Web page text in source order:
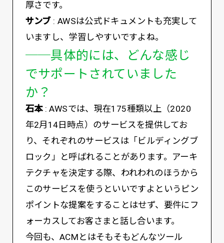
厚さです。
サンブ: AWSは公式ドキュメントも充実して
いますし、学習しやすいですよね。
──具体的には、どんな感じ
でサポートされていました
か？
石本: AWSでは、現在175種類以上（2020
年2月14日時点）のサービスを提供してお
り、それぞれのサービスは「ビルディングブ
ロック」と呼ばれることがあります。アーキ
テクチャを決定する際、われわれのほうから
このサービスを使うといいですよというピン
ポイントな提案をすることはせず、要件にフ
ォーカスしてお客さまと話し合います。
今回も、ACMとはそもそもどんなツール